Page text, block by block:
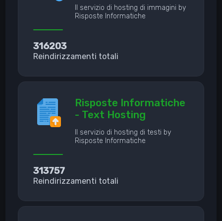
Il servizio di hosting di immagini by
Risposte Informatiche
316203
Reindirizzamenti totali
Risposte Informatiche
- Text Hosting
Il servizio di hosting di testi by
Risposte Informatiche
313757
Reindirizzamenti totali